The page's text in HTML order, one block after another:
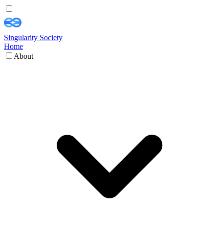
Singularity Society
Home
About